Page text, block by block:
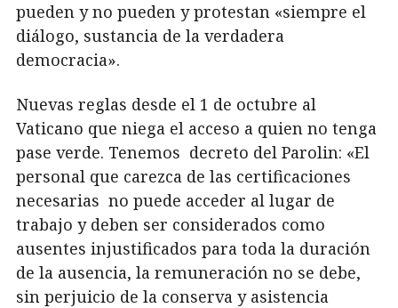
pueden y no pueden y protestan «siempre el
diálogo, sustancia de la verdadera
democracia».
Nuevas reglas desde el 1 de octubre al
Vaticano que niega el acceso a quien no tenga
pase verde. Tenemos decreto del Parolin: «El
personal que carezca de las certificaciones
necesarias no puede acceder al lugar de
trabajo y deben ser considerados como
ausentes injustificados para toda la duración
de la ausencia, la remuneración no se debe,
sin perjuicio de la conserva y asistencia